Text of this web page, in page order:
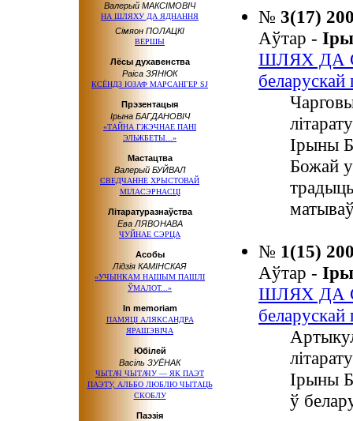
Валерый МАКСІМОВІЧ
НА ШЛЯХУ ДА ЯДНАННЯ
Сімяон ПОЛАЦКІ
ВЕРШЫ
Лёсы духавенства
Раіса ЗЯНЮК
КСЁНДЗ ЮЗАФ МАРСАНГЕР SJ
Прэзентацыя
Ірына БАГДАНОВІЧ
«ТАЙНА ГЖЭЧНАЕ ПАНІ
ЭЛЬЖБЕТЫ...»
Мастацтва
Валерый БУЙВАЛ
СВЕДЧАННЕ ХРЫСТОВАЙ
МІЛАСЭРНАСЦІ
Літаратуразнаўства
Ева ЛЯВОНАВА
ЧУЙНАЕ СЭРЦА
Асобы
Лідзія КАМІНСКАЯ
«УЧЫНКАМ НАШЫМ ПАШЛІ
ЎМАЛОТ...»
In memoriam
ПАМЯЦІ АЛЯКСАНДРА
ЯРАШЭВІЧА
Юбілей
Васіль ЗУЁНАК
ЧЫТАЧ ЧЫТАЧУ — ЯК ПАЭТ
ПАЭТУ, АЛЬБО ЛЮБЛЮ ЧЫТАЦЬ
СКОБЛУ
Паэзія
№ 3(17)
Аўтар -
ШЛЯХ ДА
беларускай
Ірыны
Божай у
№ 1(15)
Аўтар -
ШЛЯХ ДА
беларускай
Ірыны
ў